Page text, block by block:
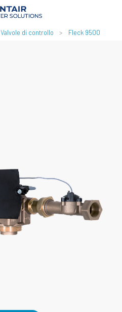
Valvole di controllo Fleck 9500